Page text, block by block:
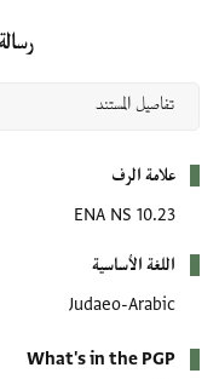
رسالة
علامة الرف
ENA NS 10.23
اللغة الأساسية
Judaeo-Arabic
What's in the PGP